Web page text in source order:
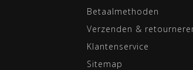
Betaalmethoden
Verzenden &
Klantenservice
Sitemap